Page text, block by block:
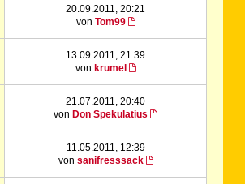
20.09.2011, 20:21
von Tom99
13.09.2011, 21:39
von krumel
21.07.2011, 20:40
von Don Spekulatius
11.05.2011, 12:39
von sanifresssack